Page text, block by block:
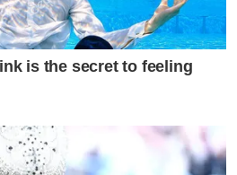
is the secret to feeling